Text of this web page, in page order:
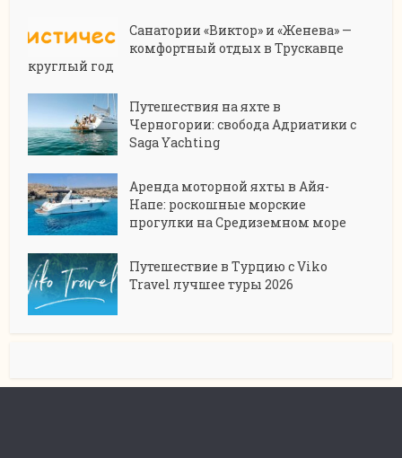
Санатории «Виктор» и «Женева» —
комфортный отдых в Трускавце
круглый год
Путешествия на яхте в
Черногории: свобода Адриатики с
Saga Yachting
Аренда моторной яхты в Айя-
Напе: роскошные морские
прогулки на Средиземном море
Путешествие в Турцию с Viko
Travel лучшее туры 2026